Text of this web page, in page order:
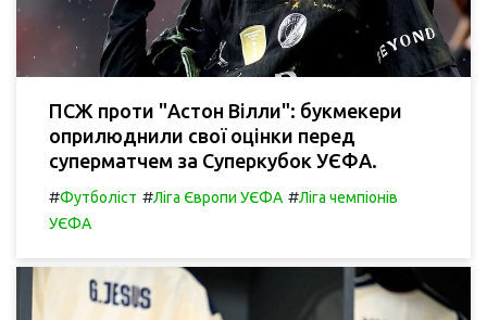
ПСЖ проти "Астон Вілли": букмекери
оприлюднили свої оцінки перед
суперматчем за Суперкубок УЄФА.
#Футболіст #Ліга Європи УЄФА #Ліга чемпіонів
УЄФА